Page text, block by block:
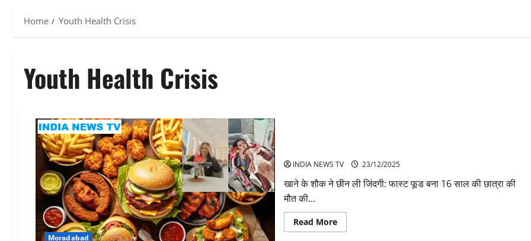
Home Youth Health Crisis
Youth Health Crisis
Moradabad
INDIA NEWS TV 23/12/2025
खाने के शौक ने छीन ली जिंदगी: फास्ट फूड बना 16 साल की छात्रा की
मौत की...
Read MoreRead
more